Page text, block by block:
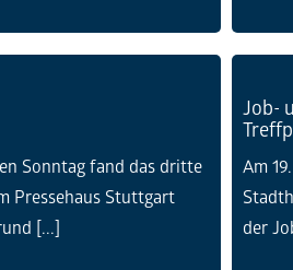
Sonntag fand das dritte
Pressehaus Stuttgart
[...]
Job-
Am
der